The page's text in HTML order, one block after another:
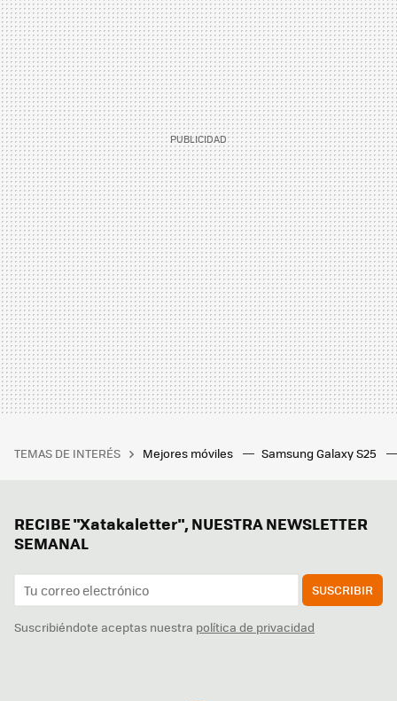
TEMAS DE INTERÉS Mejores móviles Samsung Galaxy S25
RECIBE "Xatakaletter", NUESTRA NEWSLETTER
SEMANAL
SUSCRIBIR
Suscribiéndote aceptas nuestra política de privacidad